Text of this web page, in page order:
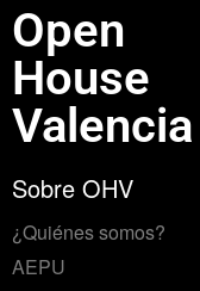
Open
House
Valencia
Sobre OHV
¿Quiénes somos?
AEPU